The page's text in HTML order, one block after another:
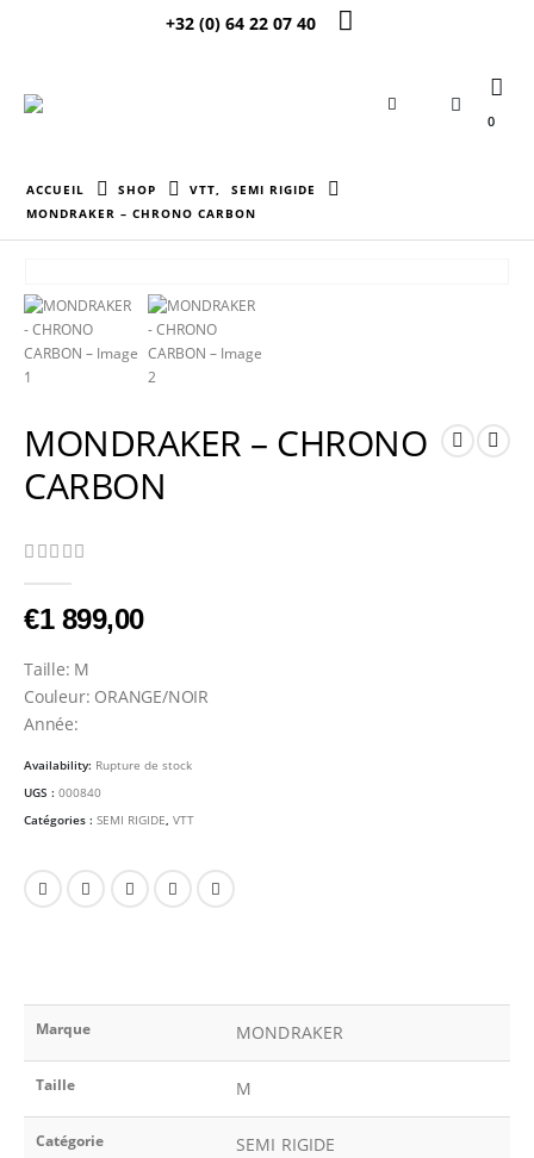
+32 (0) 64 22 07 40
0
ACCUEIL SHOP VTT
SEMI RIGIDE
MONDRAKER – CHRONO CARBON
MONDRAKER – CHRONO
CARBON
0Sur 5
€1 899,00
Taille: M
Couleur: ORANGE/NOIR
Année:
Availability: Rupture de stock
UGS : 000840
Catégories : SEMI RIGIDE, VTT
Marque MONDRAKER
Taille M
Catégorie SEMI RIGIDE